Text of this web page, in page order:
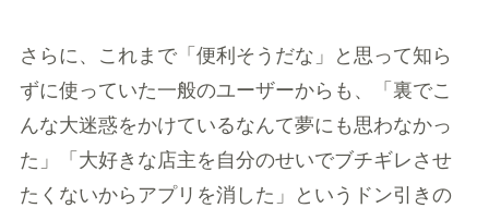
さらに、これまで「便利そうだな」と思って知ら
ずに使っていた一般のユーザーからも、「裏でこ
んな大迷惑をかけているなんて夢にも思わなかっ
た」「大好きな店主を自分のせいでブチギレさせ
たくないからアプリを消した」というドン引きの